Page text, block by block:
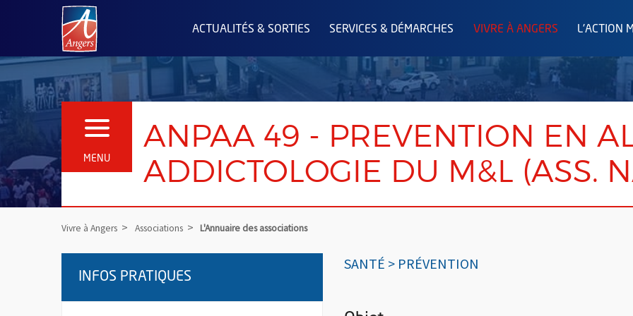
Angers.fr : Retour à l'accueil
ACTUALITÉS & SORTIES SERVICES & DÉMARCHES VIVRE À ANGERS L'ACTION
MENU
OUVRIR LE MENU
ANPAA 49 - PREVENTION EN
ADDICTOLOGIE DU M&L (ASS.
Vivre à Angers Associations L'Annuaire des associations
SANTÉ > PRÉVENTION
INFOS PRATIQUES